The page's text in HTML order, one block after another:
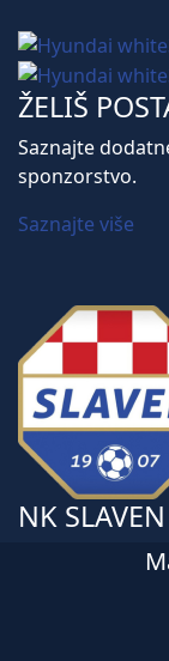
ŽELIŠ
Saznajte
sponzorstvo.
Saznajte više
NK